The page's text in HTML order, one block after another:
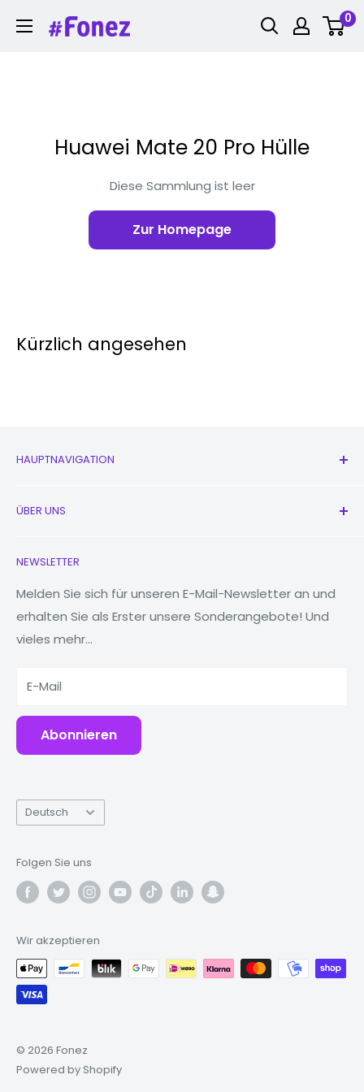
Inhalt
Fonez 0
Huawei Mate 20 Pro Hülle
Diese Sammlung ist leer
Zur Homepage
Kürzlich angesehen
HAUPTNAVIGATION
Neu
Uhren
MacBooks
Tablets
Powerbanks
ÜBER UNS
Unsere Geschichte
Reduzieren, wiederverwenden, recyceln
Warum Fonez?
NEWSLETTER
Melden Sie sich für unseren E-Mail-Newsletter an und
erhalten Sie als Erster unsere Sonderangebote! Und
vieles mehr...
E-Mail
Abonnieren
Sprache
Deutsch
Folgen Sie uns
Wir akzeptieren
© 2026 Fonez
Powered by Shopify